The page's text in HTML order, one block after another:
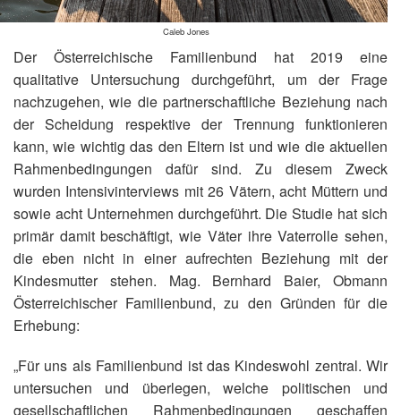
Caleb Jones
Der Österreichische Familienbund hat 2019 eine
qualitative Untersuchung durchgeführt, um der Frage
nachzugehen, wie die partnerschaftliche Beziehung nach
der Scheidung respektive der Trennung funktionieren
kann, wie wichtig das den Eltern ist und wie die aktuellen
Rahmenbedingungen dafür sind. Zu diesem Zweck
wurden Intensivinterviews mit 26 Vätern, acht Müttern und
sowie acht Unternehmen durchgeführt. Die Studie hat sich
primär damit beschäftigt, wie Väter ihre Vaterrolle sehen,
die eben nicht in einer aufrechten Beziehung mit der
Kindesmutter stehen. Mag. Bernhard Baier, Obmann
Österreichischer Familienbund, zu den Gründen für die
Erhebung:
„Für uns als Familienbund ist das Kindeswohl zentral. Wir
untersuchen und überlegen, welche politischen und
gesellschaftlichen Rahmenbedingungen geschaffen